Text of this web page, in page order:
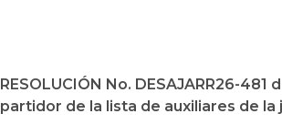
RESOLUCIÓN No. DESAJARR26-
partidor de la lista de auxiliares de la